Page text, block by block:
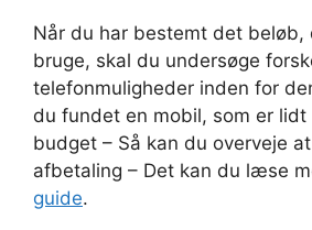
Når du har bestemt det beløb,
bruge, skal du undersøge
telefonmuligheder inden for
du fundet en mobil, som er
budget – Så kan du overveje
afbetaling – Det kan du læse
guide.